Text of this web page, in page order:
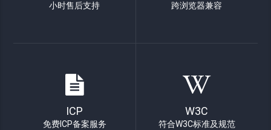
小时售后支持 跨浏览器兼容
ICP
免费ICP备案服务
W3C
符合W3C标准及规范